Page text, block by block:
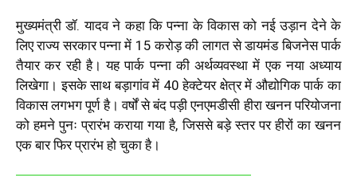
मुख्यमंत्री डॉ. यादव ने कहा कि पन्ना के विकास को नई उड़ान देने के
लिए राज्य सरकार पन्ना में 15 करोड़ की लागत से डायमंड बिजनेस पार्क
तैयार कर रही है। यह पार्क पन्ना की अर्थव्यवस्था में एक नया अध्याय
लिखेगा। इसके साथ बड़ागांव में 40 हेक्टेयर क्षेत्र में औद्योगिक पार्क का
विकास लगभग पूर्ण है। वर्षों से बंद पड़ी एनएमडीसी हीरा खनन परियोजना
को हमने पुनः प्रारंभ कराया गया है, जिससे बड़े स्तर पर हीरों का खनन
एक बार फिर प्रारंभ हो चुका है।